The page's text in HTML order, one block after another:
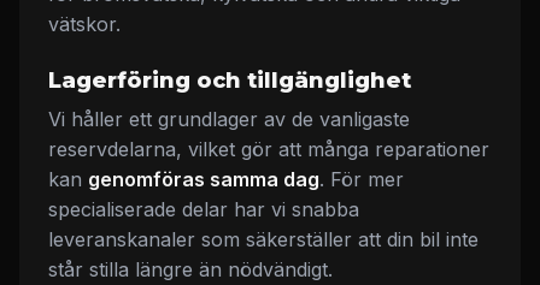
vätskor.
Lagerföring och tillgänglighet
Vi håller ett grundlager av de vanligaste
reservdelarna, vilket gör att många reparationer
kan genomföras samma dag. För mer
specialiserade delar har vi snabba
leveranskanaler som säkerställer att din bil inte
står stilla längre än nödvändigt.